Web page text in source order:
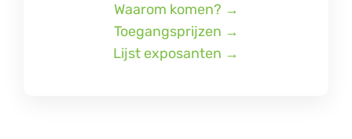
Waarom komen? →
Toegangsprijzen →
Lijst exposanten →